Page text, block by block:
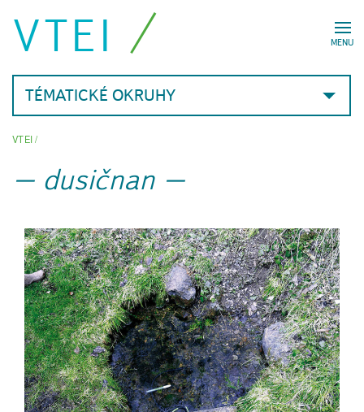
MENU
VTEI
TÉMATICKÉ OKRUHY
VTEI/
dusičnan